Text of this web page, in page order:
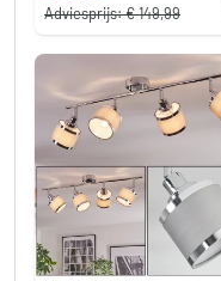
Adviesprijs:€ 149,99